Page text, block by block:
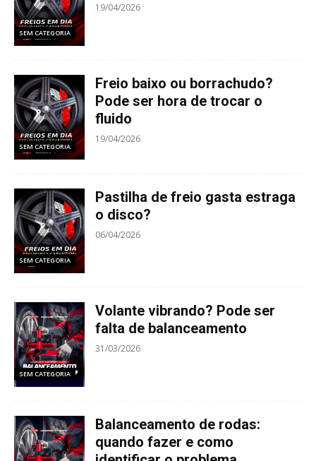
SEM CATEGORIA
19/04/2026
SEM CATEGORIA
Freio baixo ou borrachudo?
Pode ser hora de trocar o
fluido
19/04/2026
SEM CATEGORIA
Pastilha de freio gasta estraga
o disco?
06/04/2026
SEM CATEGORIA
Volante vibrando? Pode ser
falta de balanceamento
31/03/2026
Balanceamento de rodas:
quando fazer e como